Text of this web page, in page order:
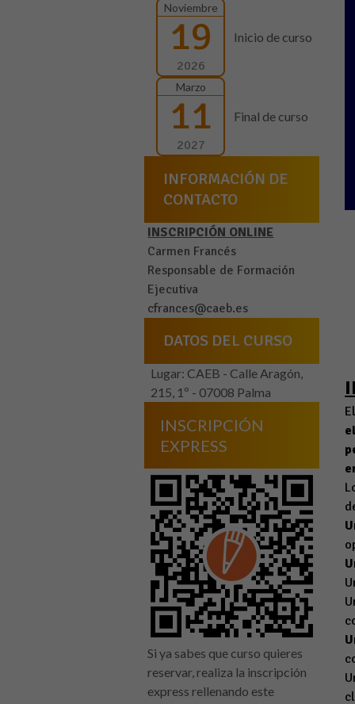
Noviembre
19
2026
Inicio de curso
Marzo
11
2027
Final de curso
INFORMACIÓN DE
CONTACTO
INSCRIPCIÓN ONLINE
Carmen Francés
Responsable de Formación
Ejecutiva
cfrances@caeb.es
DATOS DEL CURSO
Lugar: CAEB - Calle Aragón,
215, 1º - 07008 Palma
INSCRIPCIÓN
EXPRESS
Si ya sabes que curso quieres
reservar, realiza la inscripción
express rellenando este